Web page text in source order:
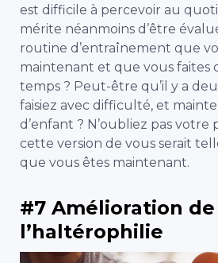
est difficile à percevoir au
mérite néanmoins d’être
routine d’entraînement que
maintenant et que vous faites
temps ? Peut-être qu’il y a
faisiez avec difficulté, et
d’enfant ? N’oubliez pas
cette version de vous serait
que vous êtes maintenant.
#7 Amélioration de
l’haltérophilie